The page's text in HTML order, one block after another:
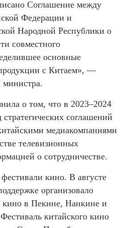
Соглашение между
Федерации и
Народной Республики о
совместного
основные
с Китаем», —
министра.
о том, что в 2023–2024
соглашений
медиакомпаниями
телевизионных
о сотрудничестве.
кино. В августе
организовало
кино в Пекине, Нанкине и
китайского кино